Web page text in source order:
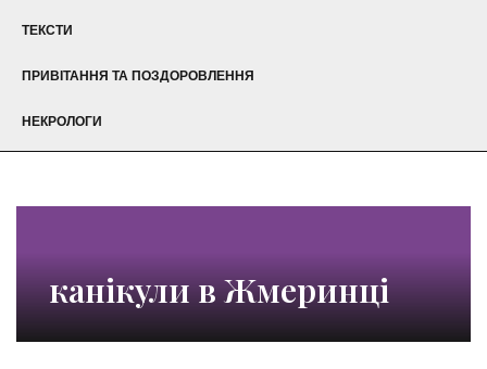
ТЕКСТИ
ПРИВІТАННЯ ТА ПОЗДОРОВЛЕННЯ
НЕКРОЛОГИ
канікули в Жмеринці